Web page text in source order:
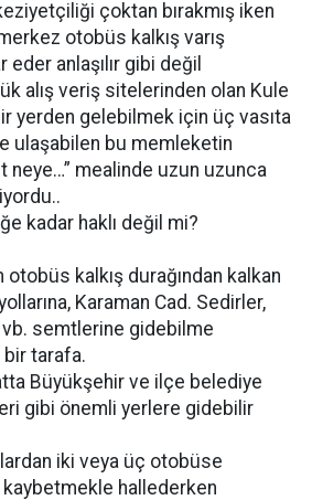
çoktan bırakmış iken
otobüs kalkış varış
anlaşılır gibi değil
alış veriş sitelerinden olan Kule
yerden gelebilmek için üç vasıta
ulaşabilen bu memleketin
neye…” mealinde uzun uzunca
kadar haklı değil mi?
kalkış durağından kalkan
Karaman Cad. Sedirler,
semtlerine gidebilme
bir tarafa.
Büyükşehir ve ilçe belediye
gibi önemli yerlere gidebilir
iki veya üç otobüse
hallederken